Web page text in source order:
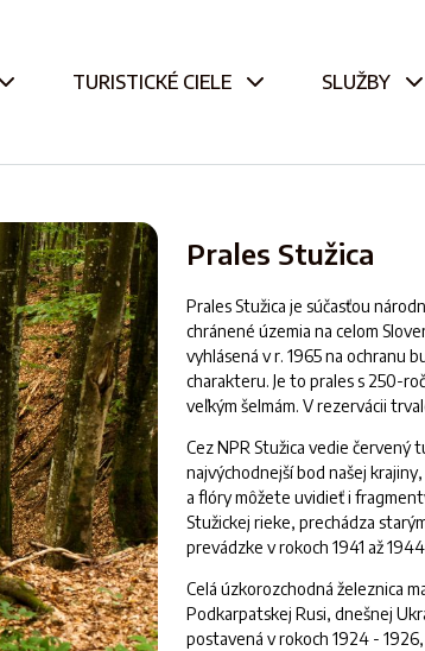
TURISTICKÉ CIELE SLUŽBY
Prales Stužica
Prales Stužica je súčasťou
chránené územia na celom
vyhlásená v r. 1965 na ochranu
charakteru. Je to prales s 250-
veľkým šelmám. V rezervácii
Cez NPR Stužica vedie červený
najvýchodnejší bod našej krajiny,
a flóry môžete uvidieť i
Stužickej rieke, prechádza
prevádzke v rokoch 1941 až
Celá úzkorozchodná železnica
Podkarpatskej Rusi, dnešnej
postavená v rokoch 1924 -